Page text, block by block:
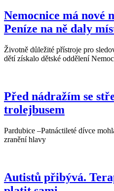
Nemocnice má nové
Peníze na ně daly
Životně důležité přístroje pro
dětí získalo dětské oddělení
Před nádražím se
trolejbusem
Pardubice –Patnáctileté dívce
zranění hlavy
Autistů přibývá.